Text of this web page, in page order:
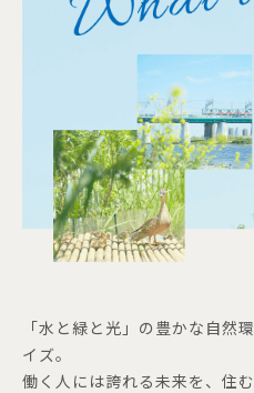
「水と緑と光」の豊かな自然
イズ。
働く人には誇れる未来を、住